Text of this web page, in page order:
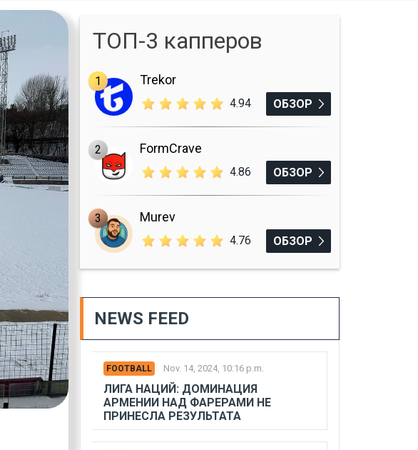
ТОП-3 капперов
1 Trekor
4.94 ОБЗОР
2 FormCrave
4.86 ОБЗОР
3 Murev
4.76 ОБЗОР
NEWS FEED
FOOTBALL Nov. 14, 2024, 10:16 p.m.
ЛИГА НАЦИЙ: ДОМИНАЦИЯ
АРМЕНИИ НАД ФАРЕРАМИ НЕ
ПРИНЕСЛА РЕЗУЛЬТАТА